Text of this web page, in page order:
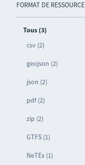
FORMAT DE RESSOURCE
Tous (3)
csv (2)
geojson (2)
json (2)
pdf (2)
zip (2)
GTFS (1)
NeTEx (1)